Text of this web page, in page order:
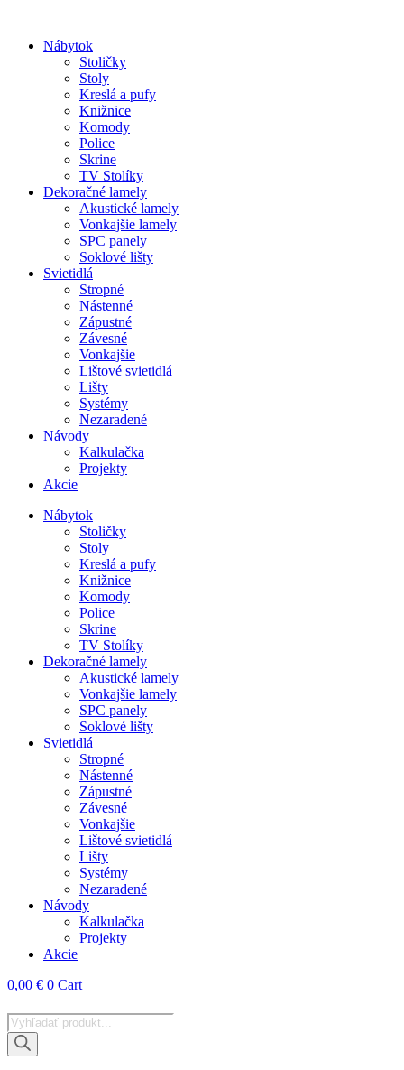
obsah
Nábytok
Stoličky
Stoly
Kreslá a pufy
Knižnice
Komody
Police
Skrine
TV Stolíky
Dekoračné lamely
Akustické lamely
Vonkajšie lamely
SPC panely
Soklové lišty
Svietidlá
Stropné
Nástenné
Zápustné
Závesné
Vonkajšie
Lištové svietidlá
Lišty
Systémy
Nezaradené
Návody
Kalkulačka
Projekty
Akcie
Nábytok
Stoličky
Stoly
Kreslá a pufy
Knižnice
Komody
Police
Skrine
TV Stolíky
Dekoračné lamely
Akustické lamely
Vonkajšie lamely
SPC panely
Soklové lišty
Svietidlá
Stropné
Nástenné
Zápustné
Závesné
Vonkajšie
Lištové svietidlá
Lišty
Systémy
Nezaradené
Návody
Kalkulačka
Projekty
Akcie
0,00 € 0 Cart
Products
search